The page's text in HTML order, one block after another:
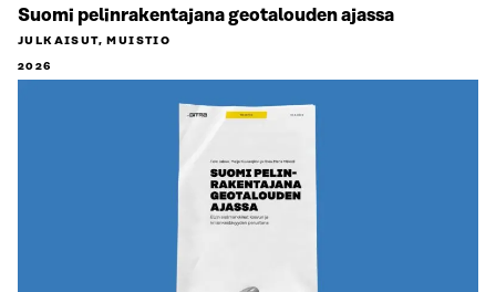
Suomi pelinrakentajana geotalouden ajassa
JULKAISUT, MUISTIO
2026